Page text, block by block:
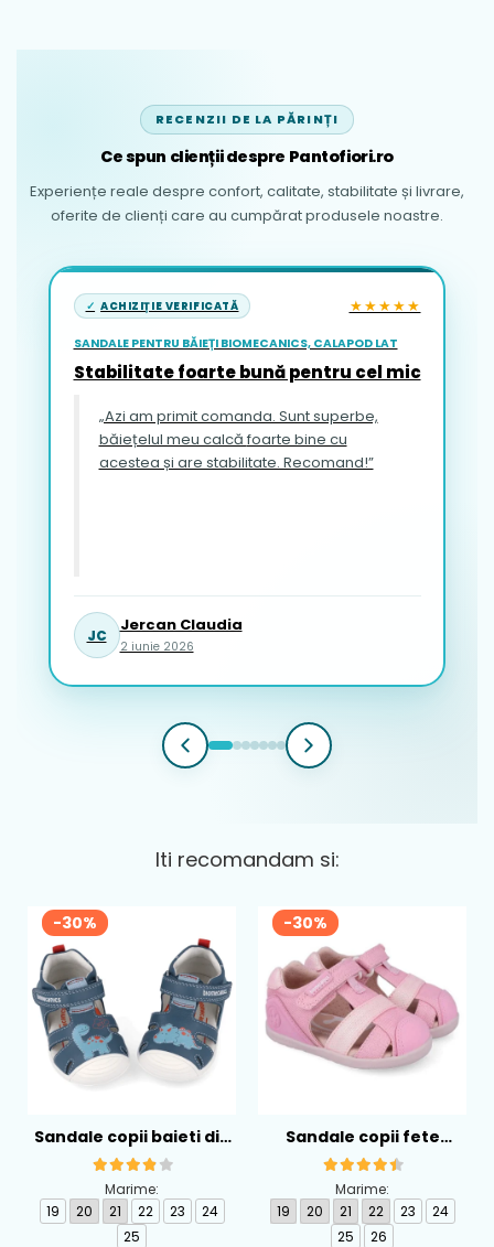
RECENZII DE LA PĂRINȚI
Ce spun clienții despre Pantofiori.ro
Experiențe reale despre confort, calitate, stabilitate și livrare,
oferite de clienți care au cumpărat produsele noastre.
ACHIZIȚIE VERIFICATĂ ★★★★★
SANDALE PENTRU BĂIEȚI BIOMECANICS, CALAPOD LAT
Stabilitate foarte bună pentru cel mic
„Azi am primit comanda. Sunt superbe,
băiețelul meu calcă foarte bine cu
acestea și are stabilitate. Recomand!”
JC
Jercan Claudia
2 iunie 2026
Iti recomandam si:
-30%
Sandale copii baieti din
piele Biomecanics,
Albastru - 262126-A556
Marime:
19
20 21 22 23
24
25
-30%
Sandale copii fete
calapod lat din textil
Biomecanics, Roz -
262194-A032
Marime:
19
20 21 22 23
24
25
26